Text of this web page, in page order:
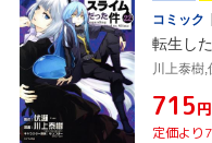
コミック
転生し
川上泰樹
¥715円
定価より